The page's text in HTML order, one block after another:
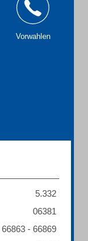
Vorwahlen
5.332
06381
66863 - 66869